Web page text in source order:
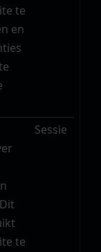
te
en
te
Sessie